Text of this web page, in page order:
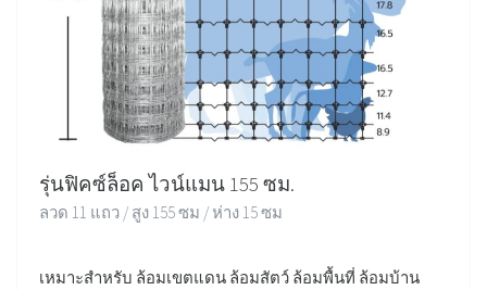
รุ่นฟิคซ์ล็อค ไวน์แมน 155 ซม.
ลวด 11 แถว / สูง 155 ซม / ห่าง 15 ซม
เหมาะสำหรับ ล้อมเขตแดน ล้อมสัตว์ ล้อมพื้นที่ ล้อมบ้าน